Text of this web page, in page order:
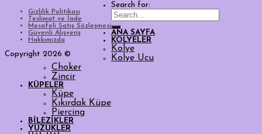
Gizlilik Politikası
Teslimat ve İade
Mesafeli Satış Sözleşmesi
Güvenli Alışveriş
Hakkımızda
Copyright 2026 ©
Search for:
ANA SAYFA
KOLYELER
Kolye
Kolye Ucu
Choker
Zincir
KÜPELER
Küpe
Kıkırdak Küpe
Piercing
BİLEZİKLER
YÜZÜKLER